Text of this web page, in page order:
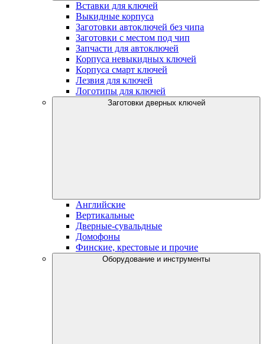
Вставки для ключей
Выкидные корпуса
Заготовки автоключей без чипа
Заготовки с местом под чип
Запчасти для автоключей
Корпуса невыкидных ключей
Корпуса смарт ключей
Лезвия для ключей
Логотипы для ключей
Заготовки дверных ключей
Английские
Вертикальные
Дверные-сувальдные
Домофоны
Финские, крестовые и прочие
Оборудование и инструменты